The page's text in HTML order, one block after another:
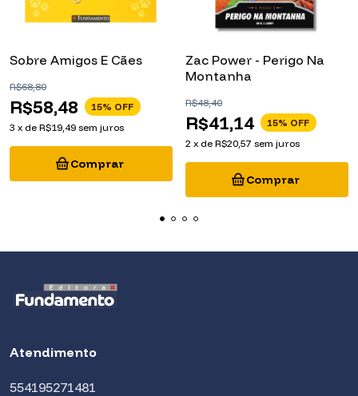
Sobre Amigos E Cães
R$58,48
R$68,80
15% OFF
3 x de R$19,49 sem juros
Zac Power - Perigo Na
Montanha
R$41,14
R$48,40
15% OFF
2 x de R$20,57 sem juros
Atendimento
554195271481